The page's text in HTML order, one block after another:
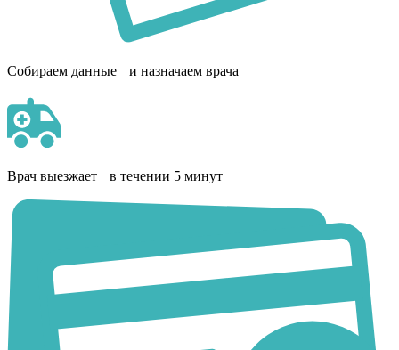
Собираем данные и назначаем врача
Врач выезжает в течении 5 минут